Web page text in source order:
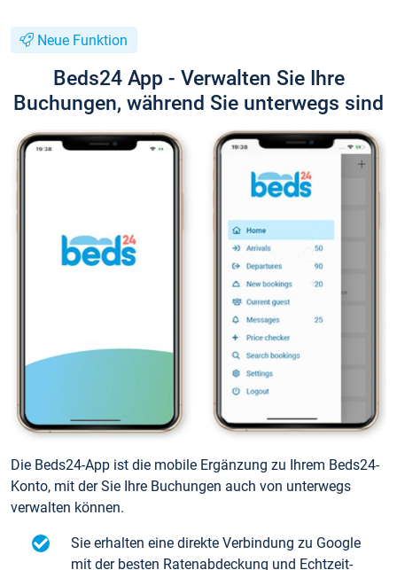
Neue Funktion
Beds24 App - Verwalten Sie Ihre
Buchungen, während Sie unterwegs sind
Die Beds24-App ist die mobile Ergänzung zu Ihrem Beds24-
Konto, mit der Sie Ihre Buchungen auch von unterwegs
verwalten können.
Sie erhalten eine direkte Verbindung zu Google
mit der besten Ratenabdeckung und Echtzeit-